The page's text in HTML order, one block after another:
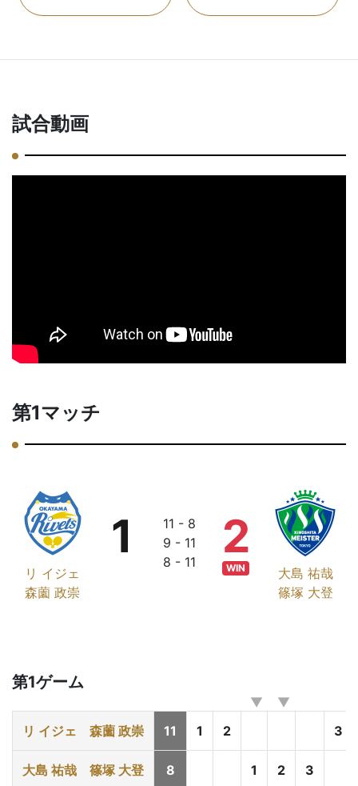
試合動画
第1マッチ
リ イジェ
森薗 政崇
1
11 - 8
9 - 11
8 - 11
大島 祐哉
篠塚 大登
2
WIN
第1ゲーム
リ イジェ 森薗 政崇 11 1 2 3
大島 祐哉 篠塚 大登 8 1 2 3